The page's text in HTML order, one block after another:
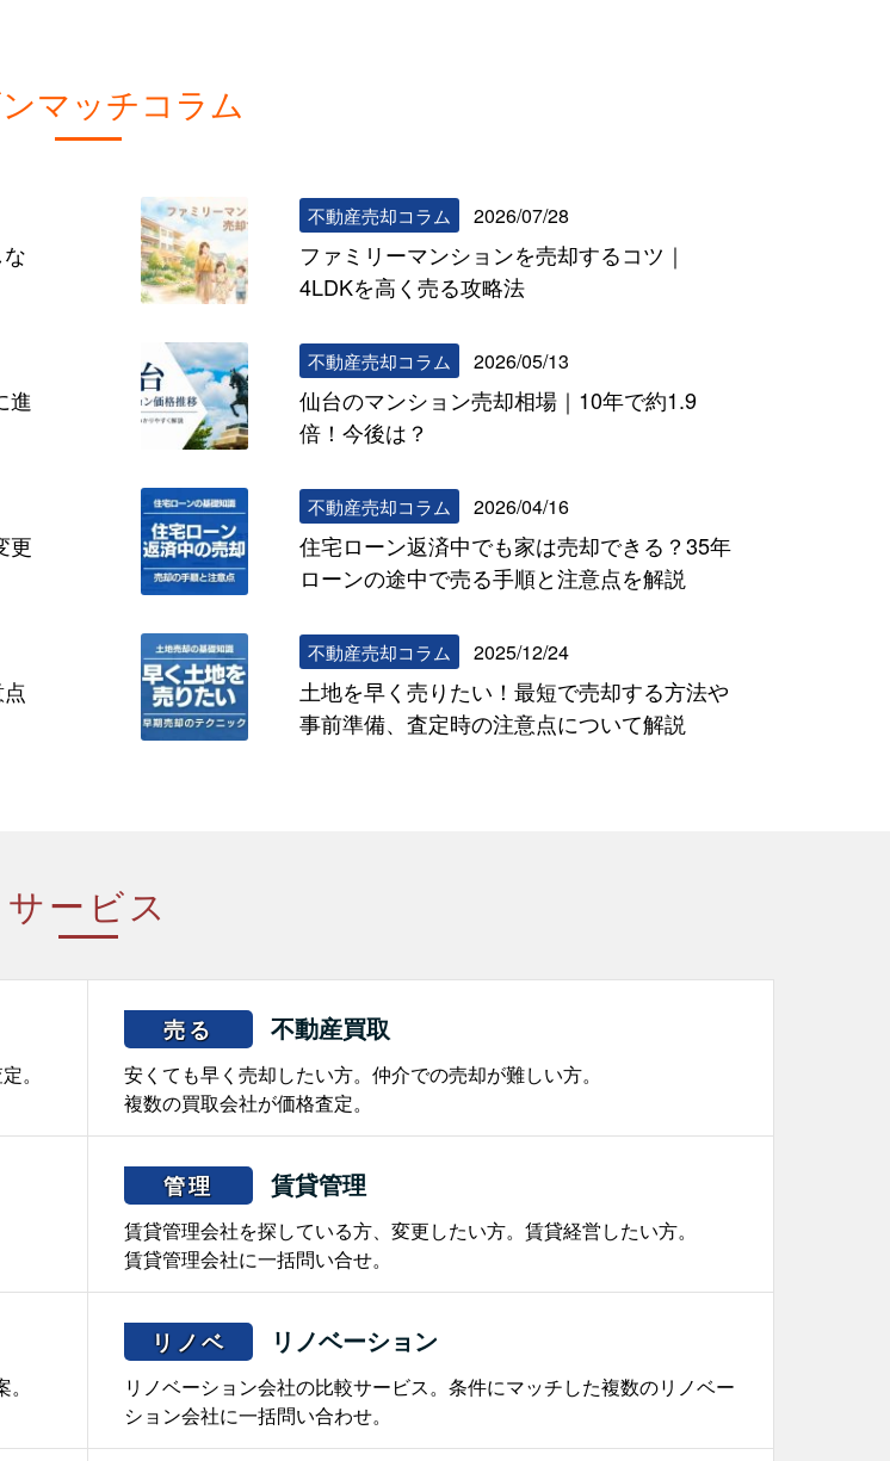
マッチコラム
不動産売却コラム 2026/07/28
ファミリーマンションを売却するコツ｜
4LDKを高く売る攻略法
進
不動産売却コラム 2026/05/13
仙台のマンション売却相場｜10年で約1.9
倍！今後は？
更
不動産売却コラム 2026/04/16
住宅ローン返済中でも家は売却できる？35年
ローンの途中で売る手順と注意点を解説
不動産売却コラム 2025/12/24
土地を早く売りたい！最短で売却する方法や
事前準備、査定時の注意点について解説
サービス
。
売る 不動産買取
安くても早く売却したい方。仲介での売却が難しい方。
複数の買取会社が価格査定。
管理 賃貸管理
賃貸管理会社を探している方、変更したい方。賃貸経営したい方。
賃貸管理会社に一括問い合せ。
リノベ リノベーション
リノベーション会社の比較サービス。条件にマッチした複数のリノベー
ション会社に一括問い合わせ。